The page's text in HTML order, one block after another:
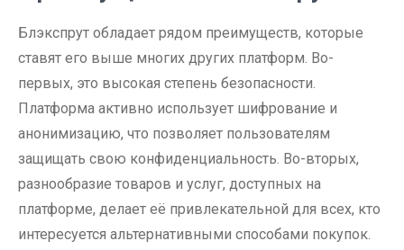
Блэкспрут обладает рядом преимуществ, которые
ставят его выше многих других платформ. Во-
первых, это высокая степень безопасности.
Платформа активно использует шифрование и
анонимизацию, что позволяет пользователям
защищать свою конфиденциальность. Во-вторых,
разнообразие товаров и услуг, доступных на
платформе, делает её привлекательной для всех, кто
интересуется альтернативными способами покупок.